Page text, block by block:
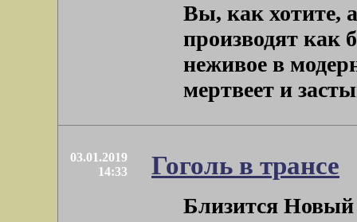
Вы, как хотите,
производят как
неживое в
мертвеет и
03.01.2019
14:33
Гоголь в трансе
Близится Новый